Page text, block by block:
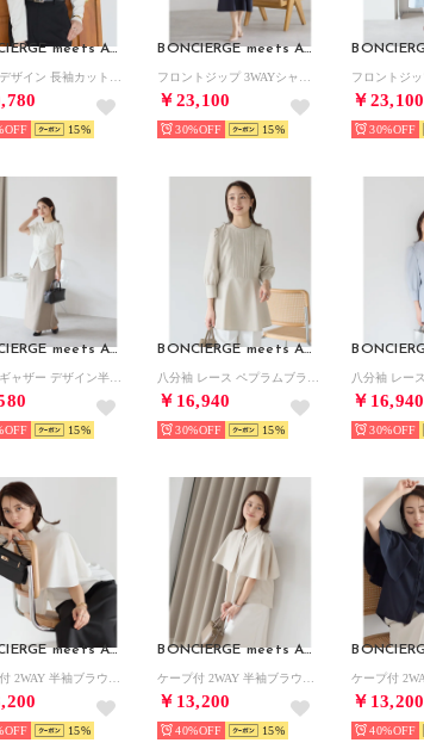
BONCIERGE meets Audire
15
BONCIERGE meets Audire
￥23,100
30% 15
￥23,100
30%
BONCIERGE meets Audire
15
BONCIERGE meets Audire
￥16,940
30% 15
￥16,940
30%
BONCIERGE meets Audire
15
BONCIERGE meets Audire
￥13,200
40% 15
￥13,200
40%